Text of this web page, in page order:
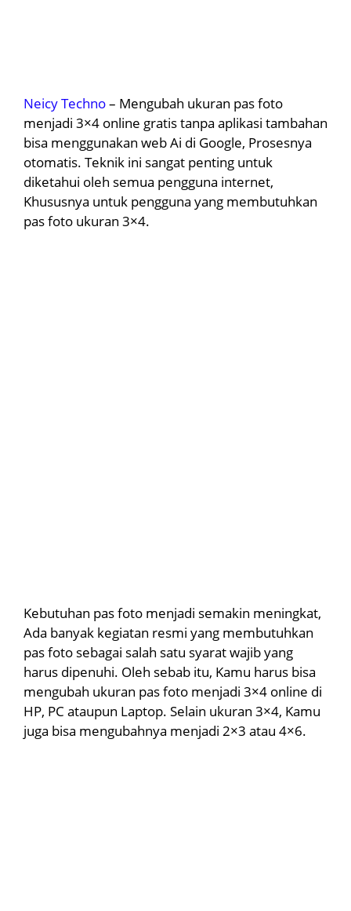
Neicy Techno– Mengubah ukuran pas foto
menjadi 3×4 online gratis tanpa aplikasi tambahan
bisa menggunakan web Ai di Google, Prosesnya
otomatis. Teknik ini sangat penting untuk
diketahui oleh semua pengguna internet,
Khususnya untuk pengguna yang membutuhkan
pas foto ukuran 3×4.
Kebutuhan pas foto menjadi semakin meningkat,
Ada banyak kegiatan resmi yang membutuhkan
pas foto sebagai salah satu syarat wajib yang
harus dipenuhi. Oleh sebab itu, Kamu harus bisa
mengubah ukuran pas foto menjadi 3×4 online di
HP, PC ataupun Laptop. Selain ukuran 3×4, Kamu
juga bisa mengubahnya menjadi 2×3 atau 4×6.